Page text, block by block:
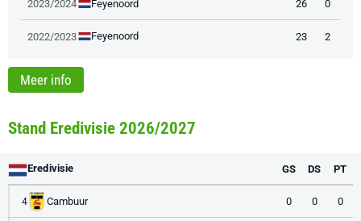
2023/2024 Feyenoord 26 0
2022/2023 Feyenoord 23 2
Meer info
Stand Eredivisie 2026/2027
Eredivisie GS DS PT
4 Cambuur 0 0 0